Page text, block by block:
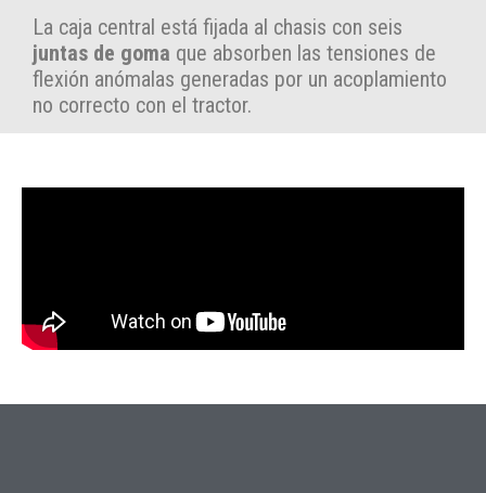
La caja central está fijada al chasis con seis
juntas de goma que absorben las tensiones de
flexión anómalas generadas por un acoplamiento
no correcto con el tractor.